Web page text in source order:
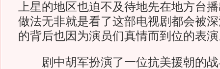
上星的地区也迫不及待地先在地方台
做法无非就是看了这部电视剧都会被
的背后也因为演员们真情而到位的表
剧中胡军扮演了一位抗美援朝的战